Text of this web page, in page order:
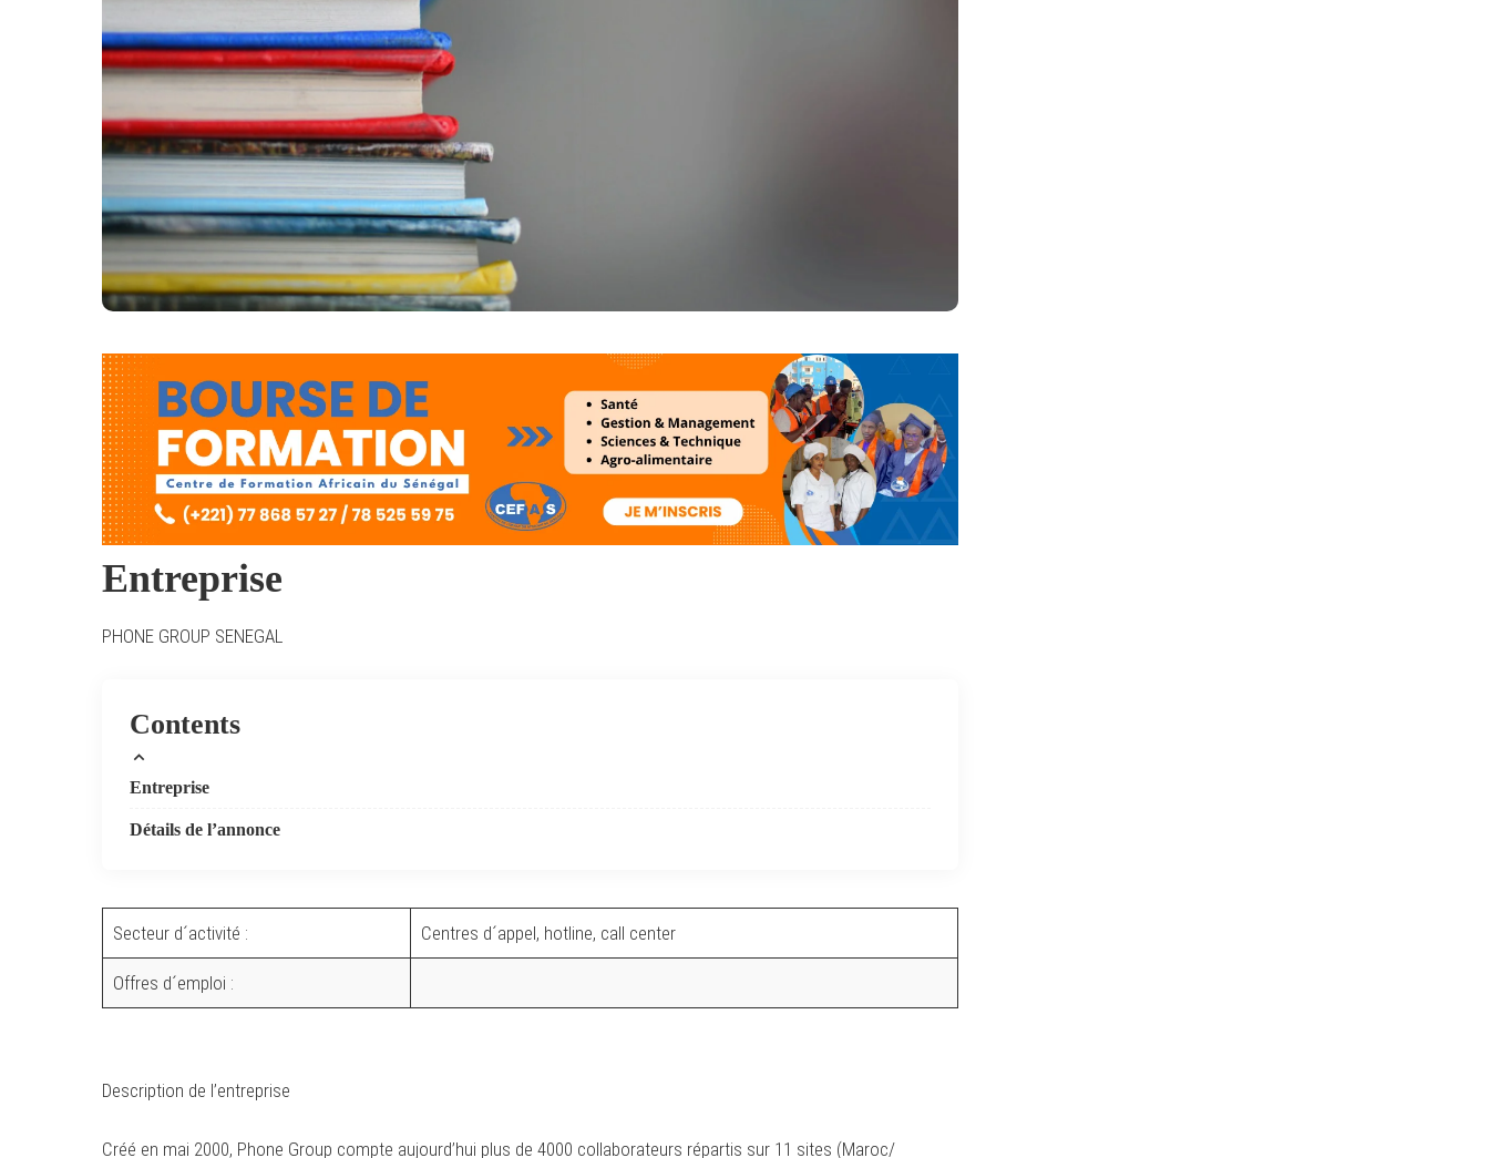
Entreprise
PHONE GROUP SENEGAL
Contents
Entreprise
Détails de l’annonce
Secteur d´activité : Centres d´appel, hotline, call center
Offres d´emploi :
Description de l’entreprise
Créé en mai 2000, Phone Group compte aujourd’hui plus de 4000 collaborateurs répartis sur 11 sites (Maroc/